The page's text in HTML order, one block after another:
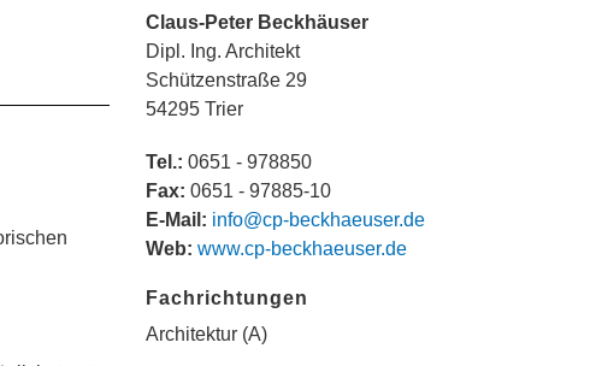
Claus-Peter Beckhäuser
Dipl. Ing. Architekt
Schützenstraße 29
54295 Trier
Tel.: 0651 - 978850
Fax: 0651 - 97885-10
E-Mail: info@cp-beckhaeuser.de
Web: www.cp-beckhaeuser.de
Fachrichtungen
Architektur (A)